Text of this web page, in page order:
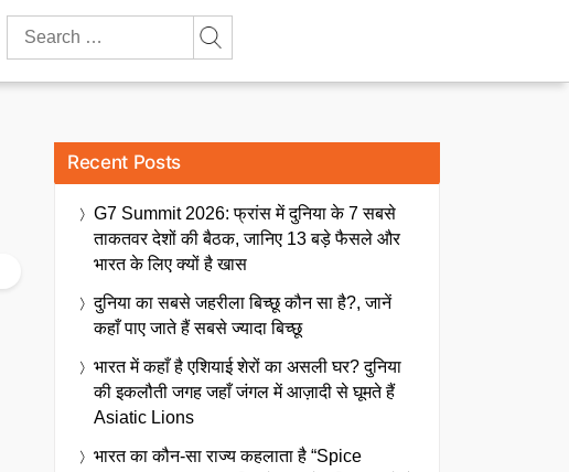
Search
Recent Posts
G7 Summit 2026: फ्रांस में दुनिया के 7 सबसे
ताकतवर देशों की बैठक, जानिए 13 बड़े फैसले और
भारत के लिए क्यों है खास
दुनिया का सबसे जहरीला बिच्छू कौन सा है?, जानें
कहाँ पाए जाते हैं सबसे ज्यादा बिच्छू
भारत में कहाँ है एशियाई शेरों का असली घर? दुनिया
की इकलौती जगह जहाँ जंगल में आज़ादी से घूमते हैं
Asiatic Lions
भारत का कौन-सा राज्य कहलाता है “Spice